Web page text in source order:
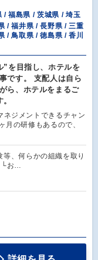
/ 福島県 / 茨城県 / 埼玉
/ 福井県 / 長野県 / 三重
/ 鳥取県 / 徳島県 / 香川
”を目指し、ホテルを
です。 支配人は自ら
ら、ホテルをまるご
ネジメントできるチャン
月の研修もあるので、
、何らかの組織を取り
└お…